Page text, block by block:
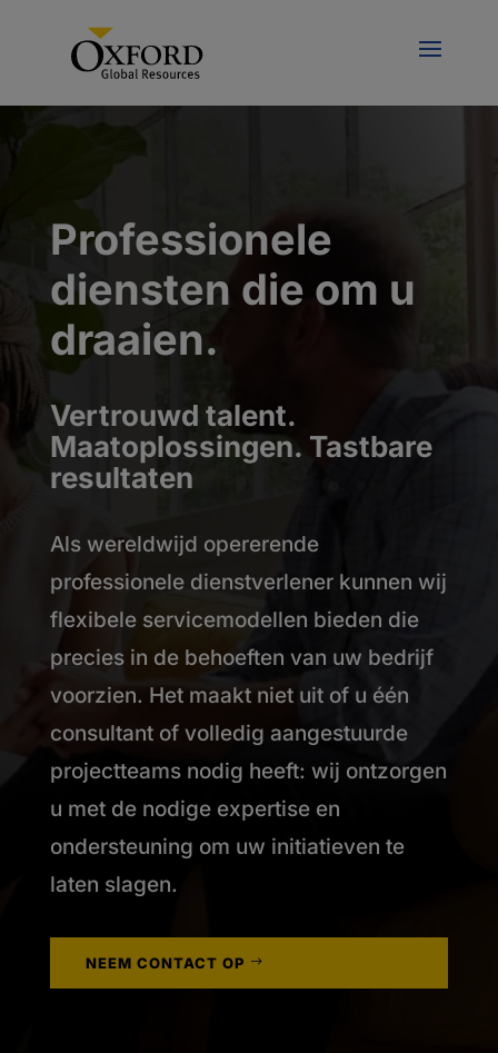
Professionele
diensten die om u
draaien.
Vertrouwd talent.
Maatoplossingen. Tastbare
resultaten
Als wereldwijd opererende
professionele dienstverlener kunnen wij
flexibele servicemodellen bieden die
precies in de behoeften van uw bedrijf
voorzien. Het maakt niet uit of u één
consultant of volledig aangestuurde
projectteams nodig heeft: wij ontzorgen
u met de nodige expertise en
ondersteuning om uw initiatieven te
laten slagen.
NEEM CONTACT OP